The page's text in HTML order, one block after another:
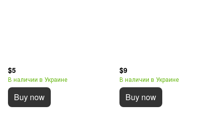
$5
В наличии в Украине
Buy now
$9
В наличии в Украине
Buy now